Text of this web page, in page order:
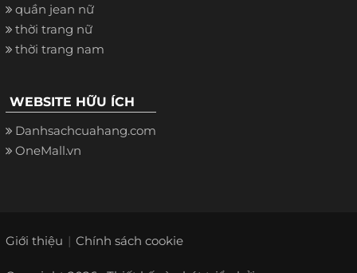
quần jean nữ
thời trang nữ
thời trang nam
WEBSITE HỮU ÍCH
Danhsachcuahang.com
OneMall.vn
Giới thiệu Chính sách cookie